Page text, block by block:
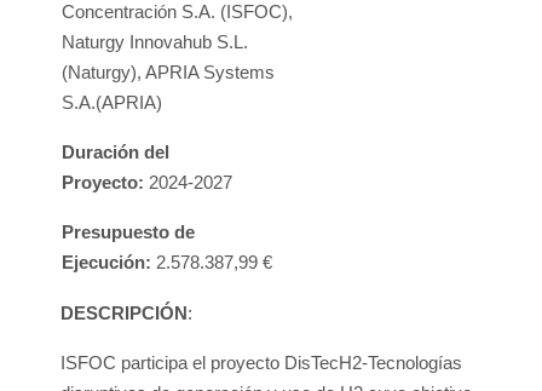
Concentración S.A. (ISFOC),
Naturgy Innovahub S.L.
(Naturgy), APRIA Systems
S.A.(APRIA)
Duración del
Proyecto: 2024-2027
Presupuesto de
Ejecución: 2.578.387,99 €
DESCRIPCIÓN:
ISFOC participa el proyecto DisTecH2-Tecnologías